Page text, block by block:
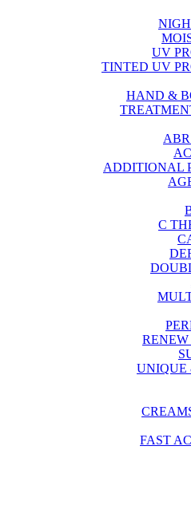
UV
TINTED UV
HAND &
ADDITIONAL
C
UNIQUE
FAST